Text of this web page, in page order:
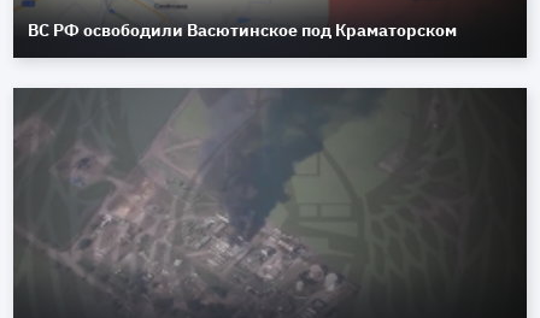
ВС РФ освободили Васютинское под Краматорском